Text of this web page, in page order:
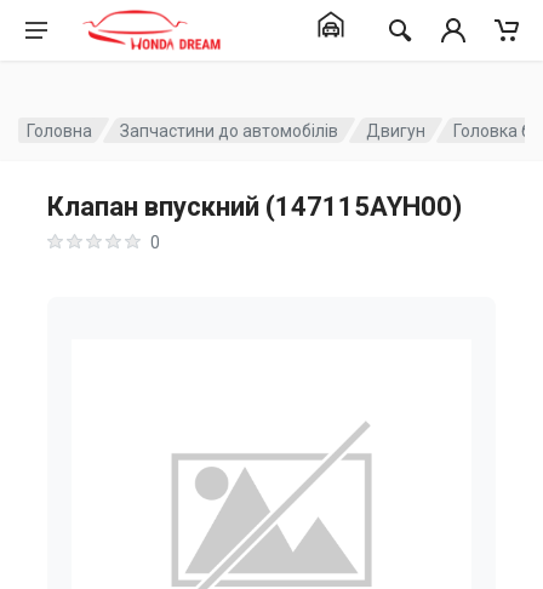
Головна Запчастини до автомобілів Двигун Головка
Клапан впускний (147115AYH00)
0